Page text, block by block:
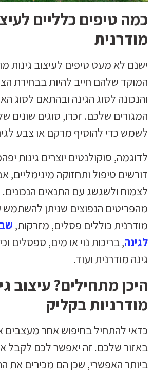
כמה טיפים כלליים
מודרנית
ישנם לא מעט טיפים לעיצוב גינות
המוקד שלהם חייב להיות בבחירת
והנכונה לסוג הגינה ובהתאם לסוג
המגורים שלכם. זכרו, סוגים שונים
לשמש כדי להוסיף מרקם או צבע
לדוגמה, סוקולנטים יוצרים גינות
דורשים טיפול ותחזוקה מינימליים,
לצמוח ולשגשג עם התנאים הנכונים.
מהפריטים הנפוצים שניתן להשתמש
מודרנית כוללים פסלים, מזרקות,
לגינה, בריכות נוי או מים, ספסלים
גינה מודרנית ועוד.
היכן מתחילים? עיצוב
מודרניות בקליק
כדאי להתחיל בחיפוש אחר מעצבים
באזור שלכם. זה יאפשר לכם לקבל
ביותר האפשרי, שכן הם מכירים את